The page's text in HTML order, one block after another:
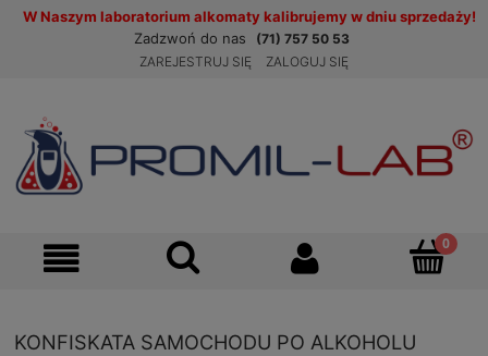
W Naszym laboratorium alkomaty kalibrujemy w dniu sprzedaży!
Zadzwoń do nas
(71) 757 50 53
ZAREJESTRUJ SIĘ
ZALOGUJ SIĘ
KONFISKATA SAMOCHODU PO ALKOHOLU